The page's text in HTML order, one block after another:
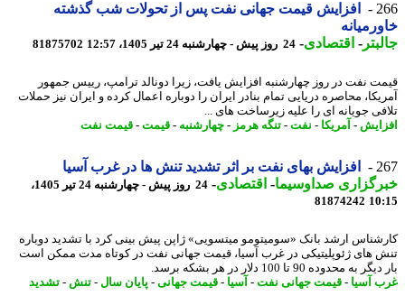
افزایش قیمت جهانی نفت پس از تحولات شب گذشته
-اقتصادی-24 روز پیش - چهارشنبه 24 تیر 1405، 12:57 81875702
نفت در روز چهارشنبه افزایش یافت، زیرا دونالد ترامپ، رییس جمهور
محاصره دریایی تمام بنادر ایران را دوباره اعمال کرده و ایران نیز حملات
جویانه ای را علیه زیرساخت های ...
-آمریکا- نفت -تنگه هرمز- چهارشنبه-قیمت-قیمت نفت
افزایش بهای نفت بر اثر تشدید تنش ها در غرب آسیا
صداوسیما-اقتصادی-
24 روز پیش - چهارشنبه 24 تیر 1405،
81874242
ارشد بانک «سومیتومو میتسویی» ژاپن پیش بینی کرد با تشدید دوباره
های ژئوپلیتیکی در غرب آسیا، قیمت جهانی نفت در کوتاه مدت ممکن است
به محدوده 90 تا 100 دلار در هر بشکه برسد.
آسیا -قیمت جهانی نفت -آسیا -قیمت جهانی-پایان سال -تنش-تشدید